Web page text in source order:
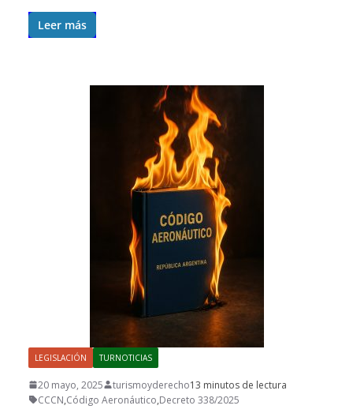
Leer más
LEGISLACIÓN TURNOTICIAS
20 mayo, 2025 turismoyderecho13 minutos de lectura
CCCN,Código Aeronáutico,Decreto 338/2025